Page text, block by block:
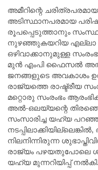
അമീറിന്റെ
അടിസ്ഥാനപരമായ
രൂപപ്പെടുത്താനും
നുഴഞ്ഞുകയറിയ എല്ലാ
ഒഴിവാക്കാനുമുള്ള
മുൻ എംപി ഫൈസൽ
ജനങ്ങളുടെ അവകാശം
രാജ്യത്തെ രാഷ്ട്രീയ
മറ്റൊരു സംരംഭം
അൽ-ഒലയ്യന്റെ
സംസാരിച്ച യഹ്യ
നിലനിന്നിരുന്ന
രാജ്യം പഴയതുപോലെ
യഹ്യ മുന്നറിയിപ്പ് നൽകി.